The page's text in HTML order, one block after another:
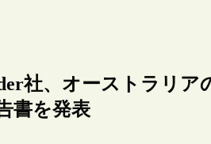
社、オーストラリア
書を発表